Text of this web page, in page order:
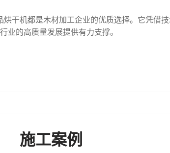
干机都是木材加工企业的优质选择。它凭借
业的高质量发展提供有力支撑。
施工案例